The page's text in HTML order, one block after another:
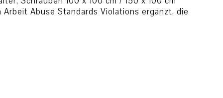
Abuse Standards Violations ergänzt, die